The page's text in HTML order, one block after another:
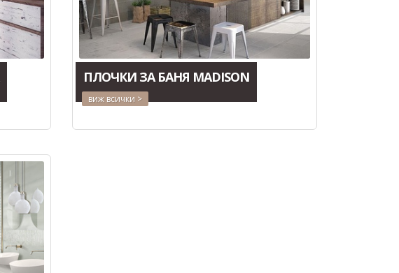
ПЛОЧКИ ЗА БАНЯ MADISON
виж всички >